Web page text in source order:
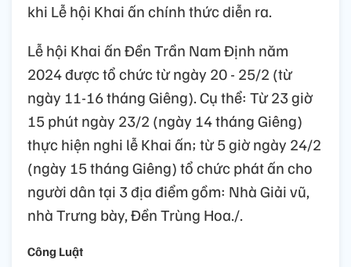
khi Lễ hội Khai ấn chính thức diễn ra.
Lễ hội Khai ấn Đền Trần Nam Định năm
2024 được tổ chức từ ngày 20 - 25/2 (từ
ngày 11-16 tháng Giêng). Cụ thể: Từ 23 giờ
15 phút ngày 23/2 (ngày 14 tháng Giêng)
thực hiện nghi lễ Khai ấn; từ 5 giờ ngày 24/2
(ngày 15 tháng Giêng) tổ chức phát ấn cho
người dân tại 3 địa điểm gồm: Nhà Giải vũ,
nhà Trưng bày, Đền Trùng Hoa./.
Công Luật